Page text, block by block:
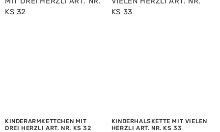
KINDERARMKETTCHEN MIT
DREI HERZLI ART. NR. KS 32
KINDERHALSKETTE MIT VIELEN
HERZLI ART. NR. KS 33